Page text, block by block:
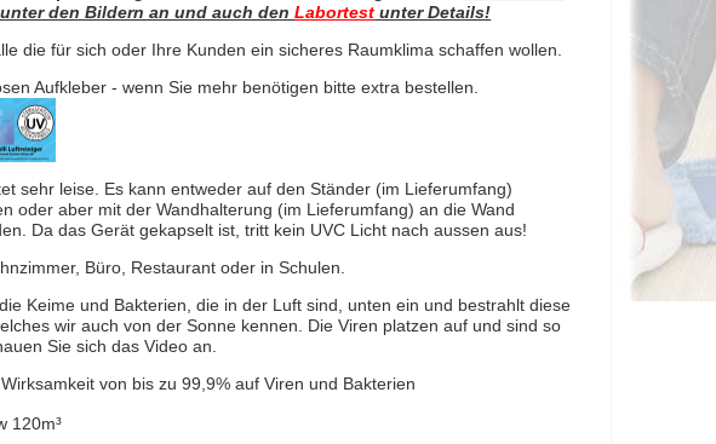
den Bildern an und auch denLabortest unter Details!
die für sich oder Ihre Kunden ein sicheres Raumklima schaffen wollen.
Aufkleber - wenn Sie mehr benötigen bitte extra bestellen.
sehr leise. Es kann entweder auf den Ständer (im Lieferumfang)
oder aber mit der Wandhalterung (im Lieferumfang) an die Wand
Da das Gerät gekapselt ist, tritt kein UVC Licht nach aussen aus!
Büro, Restaurant oder in Schulen.
Keime und Bakterien, die in der Luft sind, unten ein und bestrahlt diese
wir auch von der Sonne kennen. Die Viren platzen auf und sind so
Sie sich das Video an.
von bis zu 99,9% auf Viren und Bakterien
120m³